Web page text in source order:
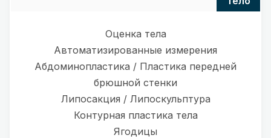
Оценка тела
Автоматизированные измерения
Абдоминопластика / Пластика передней
брюшной стенки
Липосакция / Липоскульптура
Контурная пластика тела
Ягодицы